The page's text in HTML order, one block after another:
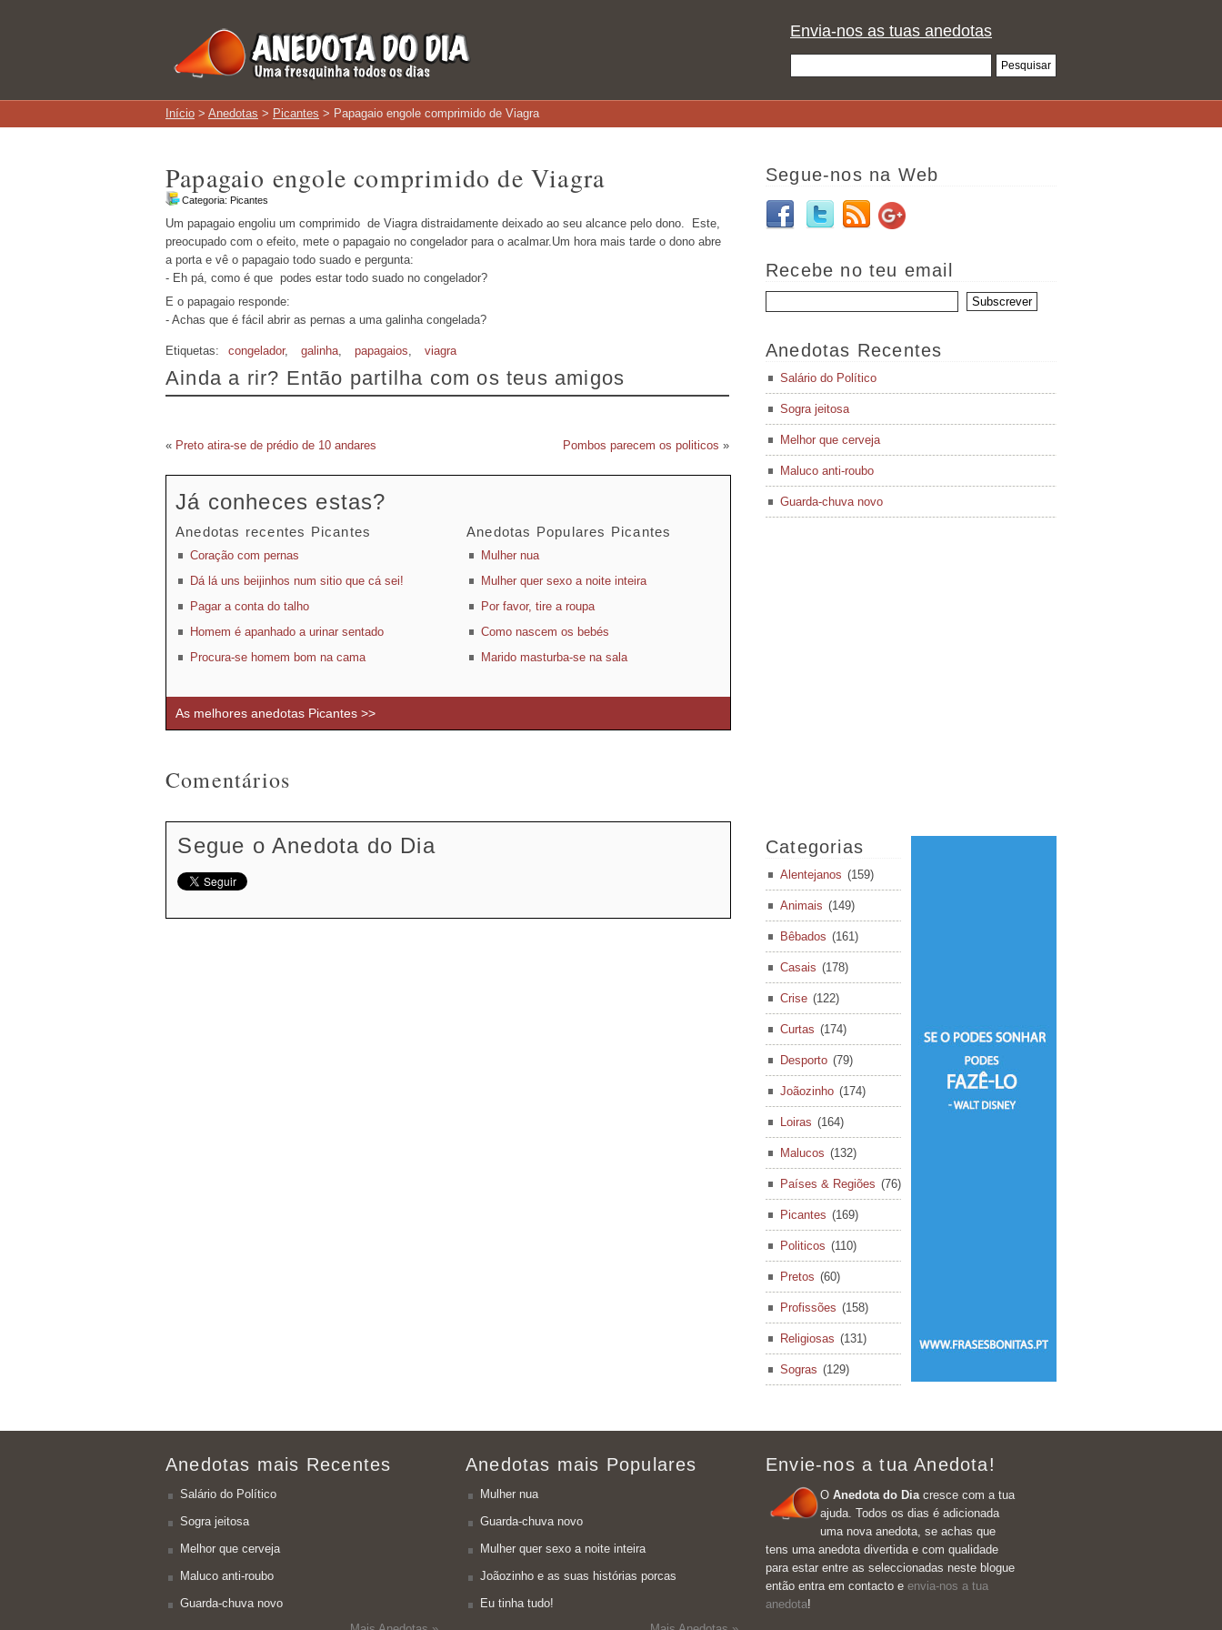
Envia-nos as tuas anedotas
Início > Anedotas > Picantes > Papagaio engole comprimido de Viagra
Papagaio engole comprimido de Viagra
Categoria: Picantes
Um papagaio engoliu um comprimido de Viagra distraidamente deixado ao seu alcance pelo dono. Este,
preocupado com o efeito, mete o papagaio no congelador para o acalmar.Um hora mais tarde o dono abre
a porta e vê o papagaio todo suado e pergunta:
- Eh pá, como é que podes estar todo suado no congelador?
E o papagaio responde:
- Achas que é fácil abrir as pernas a uma galinha congelada?
Ainda a rir? Então partilha com os teus amigos
Etiquetas: congelador, galinha, papagaios, viagra
« Preto atira-se de prédio de 10 andares Pombos parecem os politicos »
Já conheces estas?
Anedotas recentes Picantes
Coração com pernas
Dá lá uns beijinhos num sitio que cá sei!
Pagar a conta do talho
Homem é apanhado a urinar sentado
Procura-se homem bom na cama
Anedotas Populares Picantes
Mulher nua
Mulher quer sexo a noite inteira
Por favor, tire a roupa
Como nascem os bebés
Marido masturba-se na sala
As melhores anedotas Picantes >>
Comentários
Segue o Anedota do Dia
Segue-nos na Web
Recebe no teu email
Anedotas Recentes
Salário do Político
Sogra jeitosa
Melhor que cerveja
Maluco anti-roubo
Guarda-chuva novo
Categorias
Alentejanos (159)
Animais (149)
Bêbados (161)
Casais (178)
Crise (122)
Curtas (174)
Desporto (79)
Joãozinho (174)
Loiras (164)
Malucos (132)
Países & Regiões (76)
Picantes (169)
Politicos (110)
Pretos (60)
Profissões (158)
Religiosas (131)
Sogras (129)
Anedotas mais Recentes
Salário do Político
Sogra jeitosa
Melhor que cerveja
Maluco anti-roubo
Guarda-chuva novo
Anedotas mais Populares
Mulher nua
Guarda-chuva novo
Mulher quer sexo a noite inteira
Joãozinho e as suas histórias porcas
Eu tinha tudo!
Envie-nos a tua Anedota!
O Anedota do Diacresce com a tua
ajuda. Todos os dias é adicionada
uma nova anedota, se achas que
tens uma anedota divertida e com qualidade
para estar entre as seleccionadas neste blogue
então entra em contacto e envia-nos a tua
anedota!